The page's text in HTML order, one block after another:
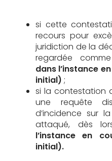
si cette
recours pour
juridiction de la
regardée
dans l’instance
initial) ;
si la contestation
une requête
d’incidence sur
attaqué, dès
l’instance en
initial).